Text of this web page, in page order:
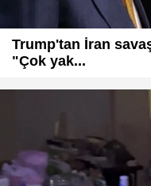
Trump'tan İran
"Çok yak...